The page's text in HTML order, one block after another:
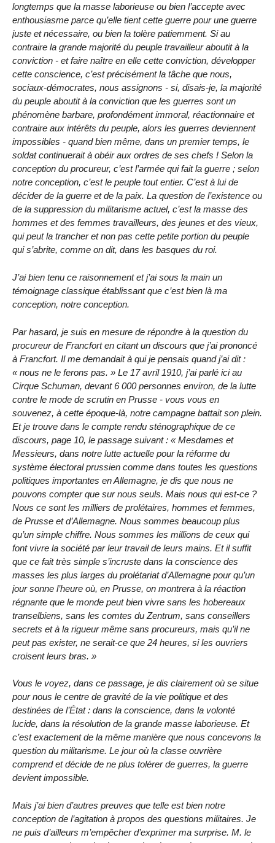
longtemps que la masse laborieuse ou bien l’accepte avec
enthousiasme parce qu’elle tient cette guerre pour une guerre
juste et nécessaire, ou bien la tolère patiemment. Si au
contraire la grande majorité du peuple travailleur aboutit à la
conviction - et faire naître en elle cette conviction, développer
cette conscience, c’est précisément la tâche que nous,
sociaux-démocrates, nous assignons - si, disais-je, la majorité
du peuple aboutit à la conviction que les guerres sont un
phénomène barbare, profondément immoral, réactionnaire et
contraire aux intérêts du peuple, alors les guerres deviennent
impossibles - quand bien même, dans un premier temps, le
soldat continuerait à obéir aux ordres de ses chefs ! Selon la
conception du procureur, c’est l’armée qui fait la guerre ; selon
notre conception, c’est le peuple tout entier. C’est à lui de
décider de la guerre et de la paix. La question de l’existence ou
de la suppression du militarisme actuel, c’est la masse des
hommes et des femmes travailleurs, des jeunes et des vieux,
qui peut la trancher et non pas cette petite portion du peuple
qui s’abrite, comme on dit, dans les basques du roi.
J’ai bien tenu ce raisonnement et j’ai sous la main un
témoignage classique établissant que c’est bien là ma
conception, notre conception.
Par hasard, je suis en mesure de répondre à la question du
procureur de Francfort en citant un discours que j’ai prononcé
à Francfort. Il me demandait à qui je pensais quand j’ai dit :
« nous ne le ferons pas. » Le 17 avril 1910, j’ai parlé ici au
Cirque Schuman, devant 6 000 personnes environ, de la lutte
contre le mode de scrutin en Prusse - vous vous en
souvenez, à cette époque-là, notre campagne battait son plein.
Et je trouve dans le compte rendu sténographique de ce
discours, page 10, le passage suivant : « Mesdames et
Messieurs, dans notre lutte actuelle pour la réforme du
système électoral prussien comme dans toutes les questions
politiques importantes en Allemagne, je dis que nous ne
pouvons compter que sur nous seuls. Mais nous qui est-ce ?
Nous ce sont les milliers de prolétaires, hommes et femmes,
de Prusse et d’Allemagne. Nous sommes beaucoup plus
qu’un simple chiffre. Nous sommes les millions de ceux qui
font vivre la société par leur travail de leurs mains. Et il suffit
que ce fait très simple s’incruste dans la conscience des
masses les plus larges du prolétariat d’Allemagne pour qu’un
jour sonne l’heure où, en Prusse, on montrera à la réaction
régnante que le monde peut bien vivre sans les hobereaux
transelbiens, sans les comtes du Zentrum, sans conseillers
secrets et à la rigueur même sans procureurs, mais qu’il ne
peut pas exister, ne serait-ce que 24 heures, si les ouvriers
croisent leurs bras. »
Vous le voyez, dans ce passage, je dis clairement où se situe
pour nous le centre de gravité de la vie politique et des
destinées de l’État : dans la conscience, dans la volonté
lucide, dans la résolution de la grande masse laborieuse. Et
c’est exactement de la même manière que nous concevons la
question du militarisme. Le jour où la classe ouvrière
comprend et décide de ne plus tolérer de guerres, la guerre
devient impossible.
Mais j’ai bien d’autres preuves que telle est bien notre
conception de l’agitation à propos des questions militaires. Je
ne puis d’ailleurs m’empêcher d’exprimer ma surprise. M. le